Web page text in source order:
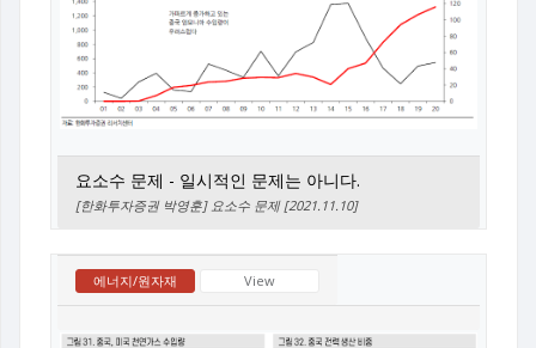
요소수 문제 - 일시적인 문제는 아니다.
[한화투자증권 박영훈] 요소수 문제 [2021.11.10]
에너지/원자재 View